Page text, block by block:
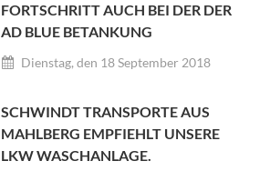
FORTSCHRITT AUCH BEI DER DER
AD BLUE BETANKUNG
Dienstag, den 18 September 2018
SCHWINDT TRANSPORTE AUS
MAHLBERG EMPFIEHLT UNSERE
LKW WASCHANLAGE.